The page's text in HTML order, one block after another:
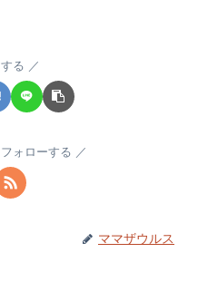
る
ォローする
ママザウルス